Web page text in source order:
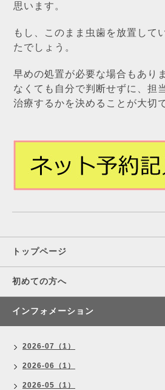
思います。
もし、このまま虫歯を放置して
たでしょう。
早めの処置が必要な場合もあり
なくても自分で判断せずに、担
治療するかを決めることが大切
トップページ
初めての方へ
インフォメーション
2026-07（1）
2026-06（1）
2026-05（1）